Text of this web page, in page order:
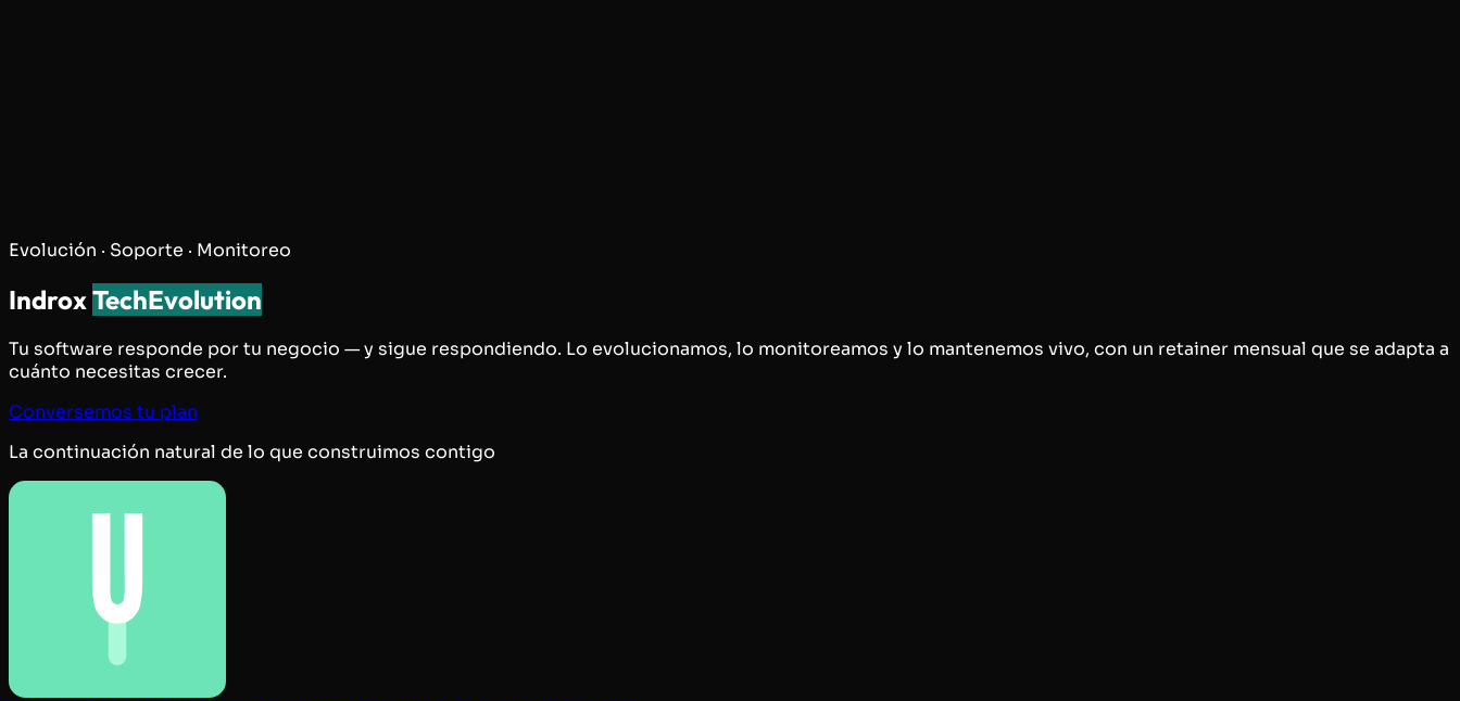
Evolución · Soporte · Monitoreo
IndroxTechEvolution
Tu software responde por tu negocio — y sigue respondiendo. Lo evolucionamos, lo monitoreamos y lo mantenemos vivo, con un retainer mensual que se adapta a
cuánto necesitas crecer.
Conversemos tu plan
La continuación natural de lo que construimos contigo